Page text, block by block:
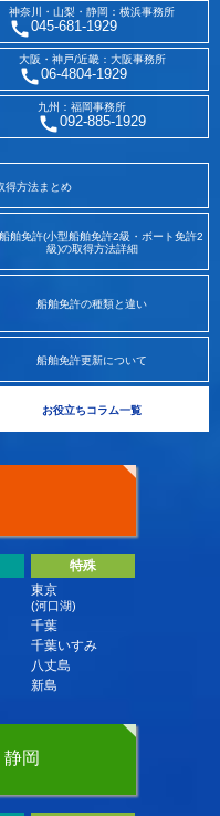
神奈川・山梨・静岡：横浜事務所
045-681-1929
大阪・神戸/近畿：大阪事務所
06-4804-1929
九州：福岡事務所
092-885-1929
得方法まとめ
舶免許(小型船舶免許2級・ボート免許2
級)の取得方法詳細
船舶免許の種類と違い
船舶免許更新について
お役立ちコラム一覧
特殊
東京
(河口湖)
千葉
千葉いすみ
八丈島
新島
岡